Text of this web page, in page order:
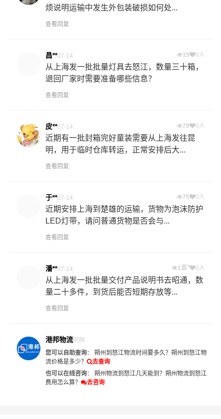
烦说明运输中发生外包装破损如何处...
查看回复
昌**07-14 15 0人
从上海发一批批量灯具去怒江，数量三十箱，
退回厂家时需要准备哪些信息？
查看回复
皮**07-14 79 0人
近期有一批封箱完好童装需要从上海发往昆
明，用于临时仓库转运，正常安排后大...
查看回复
于**07-14 75 0人
近期安排上海到楚雄的运输，货物为泡沫防护
LED灯带，请问普通货物是否会与...
查看回复
潘**07-14 1百+ 0人
从上海发一批批量交付产品说明书去昭通，数
量二十多件，到货后能否短期存放等...
查看回复
港邦物流刚刚
您可以自助查询： 朔州到怒江物流时间要多久？ 朔州到怒江物
流价格是多少？
去查询
也可以在线咨询： 朔州物流到怒江几天能到？ 朔州物流到怒江
费用怎么算？
去咨询